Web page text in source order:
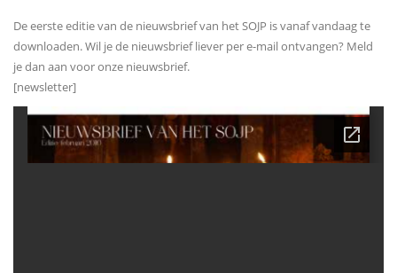
De eerste editie van de nieuwsbrief van het SOJP is vanaf vandaag te
downloaden. Wil je de nieuwsbrief liever per e-mail ontvangen? Meld
je dan aan voor onze nieuwsbrief.
[newsletter]